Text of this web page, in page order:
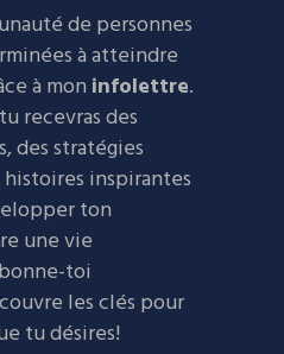
de personnes
à atteindre
à mon infolettre.
recevras des
des stratégies
inspirantes
ton
une vie
toi
les clés pour
tu désires!